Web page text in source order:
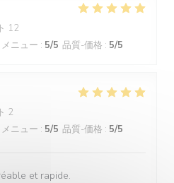
12
メニュー : 5/5 品質-価格 : 5/5
2
メニュー : 5/5 品質-価格 : 5/5
et rapide.